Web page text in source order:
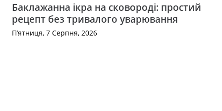
Баклажанна ікра на сковороді: простий
рецепт без тривалого уварювання
П’ятниця, 7 Серпня, 2026